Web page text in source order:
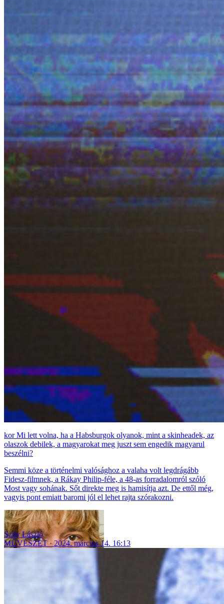
Mi lett volna, ha a Habsburgok olyanok, mint a skinheadek, az
olaszok debilek, a magyarokat meg juszt sem engedik magyarul
beszélni?
Semmi köze a történelmi valósághoz a valaha volt legdrágább
Fidesz-filmnek, a Rákay Philip-féle, a 48-as forradalomról szóló
Most vagy sohának. Sőt direkte meg is hamisítja azt. De ettől még,
vagyis pont emiatt baromi jól el lehet rajta szórakozni.
Szily László
MŰVÉSZET
2024. március 14. 16:13